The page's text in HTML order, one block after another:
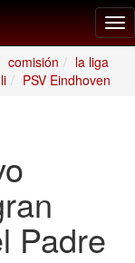
comisión
la liga
PSV Eindhoven
Padre